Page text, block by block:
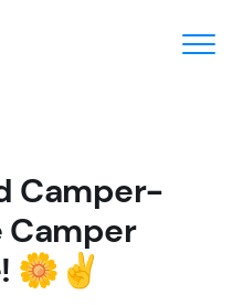
Camper-
Camper
🌼✌️